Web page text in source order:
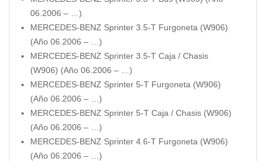
06.2006 – …)
MERCEDES-BENZ Sprinter 3.5-T Furgoneta (W906)
(Año 06.2006 – …)
MERCEDES-BENZ Sprinter 3.5-T Caja / Chasis
(W906) (Año 06.2006 – …)
MERCEDES-BENZ Sprinter 5-T Furgoneta (W906)
(Año 06.2006 – …)
MERCEDES-BENZ Sprinter 5-T Caja / Chasis (W906)
(Año 06.2006 – …)
MERCEDES-BENZ Sprinter 4.6-T Furgoneta (W906)
(Año 06.2006 – …)